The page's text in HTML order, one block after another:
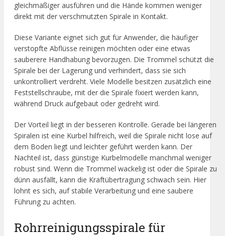
gleichmäßiger ausführen und die Hände kommen weniger
direkt mit der verschmutzten Spirale in Kontakt.
Diese Variante eignet sich gut für Anwender, die häufiger
verstopfte Abflüsse reinigen möchten oder eine etwas
sauberere Handhabung bevorzugen. Die Trommel schützt die
Spirale bei der Lagerung und verhindert, dass sie sich
unkontrolliert verdreht. Viele Modelle besitzen zusätzlich eine
Feststellschraube, mit der die Spirale fixiert werden kann,
während Druck aufgebaut oder gedreht wird.
Der Vorteil liegt in der besseren Kontrolle. Gerade bei längeren
Spiralen ist eine Kurbel hilfreich, weil die Spirale nicht lose auf
dem Boden liegt und leichter geführt werden kann. Der
Nachteil ist, dass günstige Kurbelmodelle manchmal weniger
robust sind. Wenn die Trommel wackelig ist oder die Spirale zu
dünn ausfällt, kann die Kraftübertragung schwach sein. Hier
lohnt es sich, auf stabile Verarbeitung und eine saubere
Führung zu achten.
Rohrreinigungsspirale für